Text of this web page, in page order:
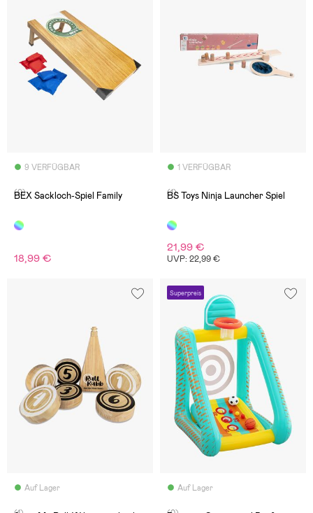
9 VERFÜGBAR
(0)
BEX Sackloch-Spiel Family
18,99 €
1 VERFÜGBAR
(1)
BS Toys Ninja Launcher Spiel
21,99 €
UVP: 22,99 €
Auf Lager
Superpreis
Auf Lager